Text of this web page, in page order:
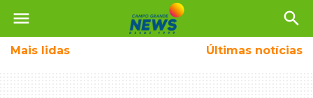
menu search
Mais lidas Últimas notícias